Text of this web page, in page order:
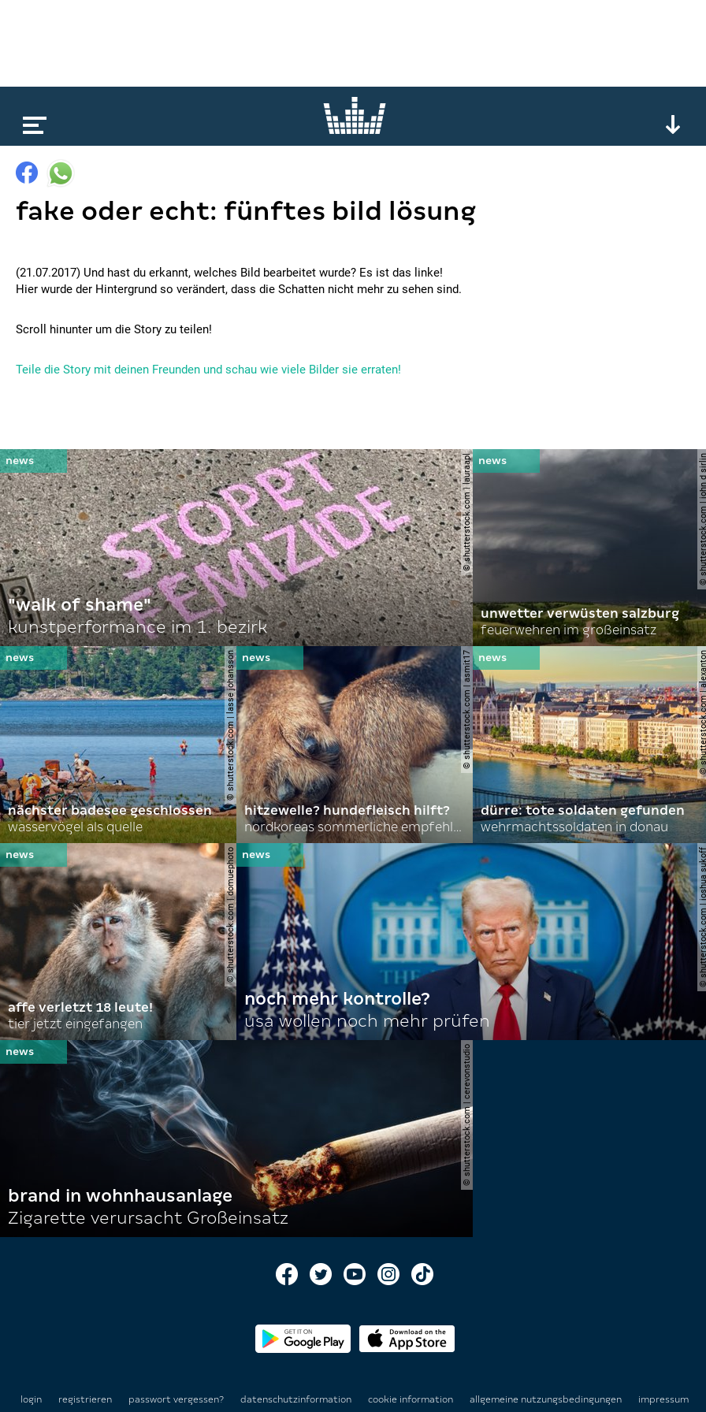
fake oder echt: fünftes bild lösung
(21.07.2017) Und hast du erkannt, welches Bild bearbeitet wurde? Es ist das linke!
Hier wurde der Hintergrund so verändert, dass die Schatten nicht mehr zu sehen sind.
Scroll hinunter um die Story zu teilen!
Teile die Story mit deinen Freunden und schau wie viele Bilder sie erraten!
© shutterstock.com | lauraapl
"walk of shame"
kunstperformance im 1. bezirk
©
unwetter verwüsten salzburg
feuerwehren im großeinsatz
© shutterstock.com | lasse johansson
nächster badesee geschlossen
wasservögel als quelle
© shutterstock.com | asmit17
hitzewelle? hundefleisch hilft?
nordkoreas sommerliche empfehlungen
©
dürre: tote soldaten gefunden
wehrmachtssoldaten in donau
© shutterstock.com | domuephoto
affe verletzt 18 leute!
tier jetzt eingefangen
©
noch mehr kontrolle?
usa wollen noch mehr prüfen
© shutterstock.com | cerevonstudio
brand in wohnhausanlage
Zigarette verursacht Großeinsatz
login registrieren passwort vergessen? datenschutzinformation cookie information allgemeine nutzungsbedingungen
impressum